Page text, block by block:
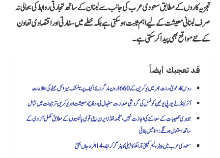
تجزیہ کاروں کے مطابق سعودی عرب کی جانب سے لبنان کے ساتھ تجارتی روابط کی بحالی نہ
صرف لبنانی معیشت کے لیے اہم ثابت ہو سکتی ہے بلکہ خطے میں سفارتی اور اقتصادی تعاون
کے نئے مواقع بھی پیدا کر سکتی ہے۔
قد تعجبك أيضاً
روس کا دعویٰ، رات بھر میں یوکرین کے 660 ڈرون مار گرائے؛ کیف پر بیلسٹک میزائل حملے کی اطلاعات
آئرلینڈ نے یورپی یونین کونسل کی گردشی صدارت سنبھال لی، دفاع، معیشت اور یوکرین ترجیحات میں شامل
جوہری تنصیبات کے معائنے کی اجازت نہیں، منجمد فنڈز ایران اپنی قومی پالیسیوں کے مطابق مکمل آزادی کے
ساتھ استعمال ہونگے: اسماعیل بقائی
سعودی عرب میں پیٹرولیم کمپنی آرامکو کا ہیلی کاپٹر گر کر تباہ، 14 افراد جاں بحق